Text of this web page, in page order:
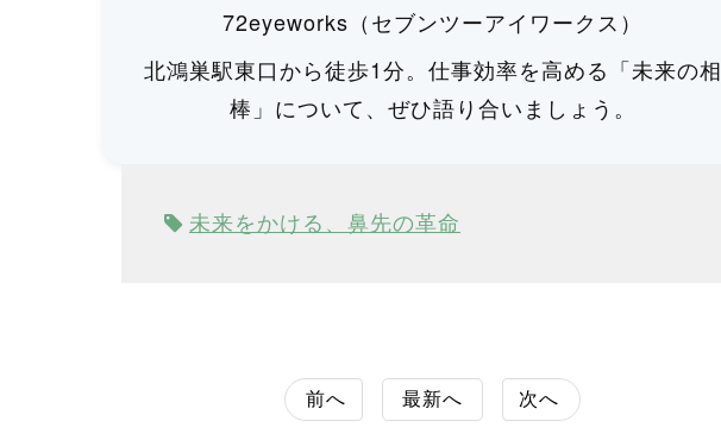
72eyeworks（セブンツーアイワークス）
北鴻巣駅東口から徒歩1分。仕事効率を高める「未来の相
棒」について、ぜひ語り合いましょう。
未来をかける、鼻先の革命
前へ 最新へ 次へ